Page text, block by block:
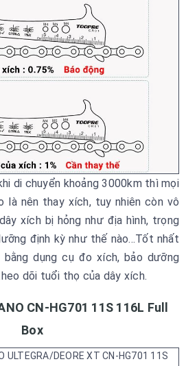
di chuyển khoảng 3000km thì mọi
là nên thay xích, tuy nhiên còn vô
xích bị hỏng như địa hình, trọng
định kỳ như thế nào...Tốt nhất
dụng cụ đo xích, bảo dưỡng
dõi tuổi thọ của dây xích.
CN-HG701 11S 116L Full
Box